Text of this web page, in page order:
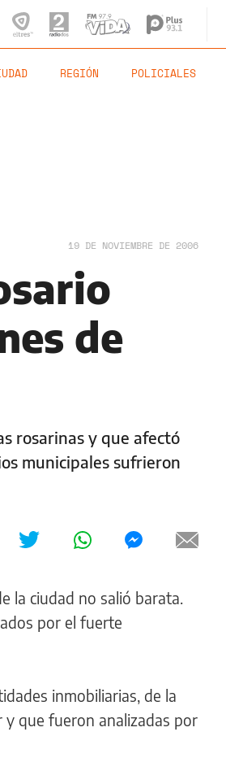
REGIÓN POLICIALES
19 DE NOVIEMBRE DE 2006
de
rosarinas y que afectó
municipales sufrieron
la ciudad no salió barata.
por el fuerte
inmobiliarias, de la
que fueron analizadas por